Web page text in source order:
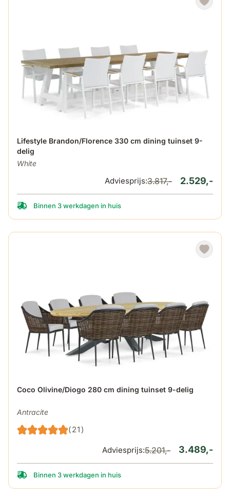
Lifestyle Brandon/Florence 330 cm dining tuinset 9-
delig
White
De prijs is afhankelijk van de gekozen opties op de
2.529,-
Adviesprijs:3.817,-
Binnen 3 werkdagen in huis
Coco Olivine/Diogo 280 cm dining tuinset 9-delig
Antracite
(21)
De prijs is afhankelijk van de gekozen opties op de
3.489,-
Adviesprijs:5.201,-
Binnen 3 werkdagen in huis